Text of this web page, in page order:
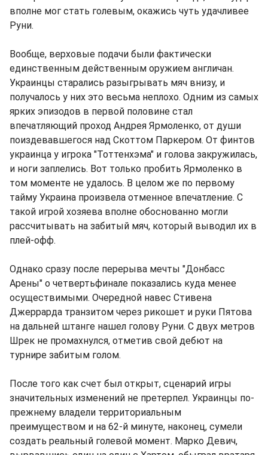
вполне мог стать голевым, окажись чуть удачливее
Руни.
Вообще, верховые подачи были фактически
единственным действенным оружием англичан.
Украинцы старались разыгрывать мяч внизу, и
получалось у них это весьма неплохо. Одним из самых
ярких эпизодов в первой половине стал
впечатляющий проход Андрея Ярмоленко, от души
поиздевавшегося над Скоттом Паркером. От финтов
украинца у игрока "Тоттенхэма" и голова закружилась,
и ноги заплелись. Вот только пробить Ярмоленко в
том моменте не удалось. В целом же по первому
тайму Украина произвела отменное впечатление. С
такой игрой хозяева вполне обоснованно могли
рассчитывать на забитый мяч, который выводил их в
плей-офф.
Однако сразу после перерыва мечты "Донбасс
Арены" о четвертьфинале показались куда менее
осуществимыми. Очередной навес Стивена
Джеррарда транзитом через рикошет и руки Пятова
на дальней штанге нашел голову Руни. С двух метров
Шрек не промахнулся, отметив свой дебют на
турнире забитым голом.
После того как счет был открыт, сценарий игры
значительных изменений не претерпел. Украинцы по-
прежнему владели территориальным
преимуществом и на 62-й минуте, наконец, сумели
создать реальный голевой момент. Марко Девич,